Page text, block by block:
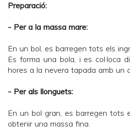
Preparació:
- Per a la massa mare:
En un bol, es barregen tots els
Es forma una bola, i es col·loca
hores a la nevera tapada amb un
- Per als llonguets:
En un bol gran, es barregen tots
obtenir una massa fina.